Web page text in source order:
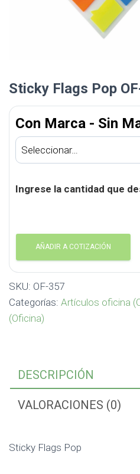
Sticky Flags Pop
Con Marca - Sin
Ingrese la cantidad que
AÑADIR A COTIZACIÓN
SKU: OF-357
Categorías: Artículos oficina
(Oficina)
DESCRIPCIÓN
VALORACIONES (0)
Sticky Flags Pop